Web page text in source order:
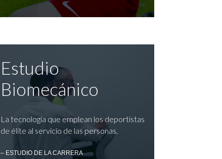
Estudio
Biomecánico
La tecnología que emplean los deportistas
de élite al servicio de las personas.
– ESTUDIO DE LA CARRERA